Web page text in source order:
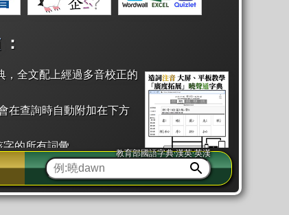
：
，全文配上經過多音校正的
在查詢時自動附加在下方
的所有詞彙。
」。也支援查詢「同注音」或「同筆畫」。
擊便可瞬間「連續查詢」此字詞的解釋，不
教育部國語字典·漢英·英漢